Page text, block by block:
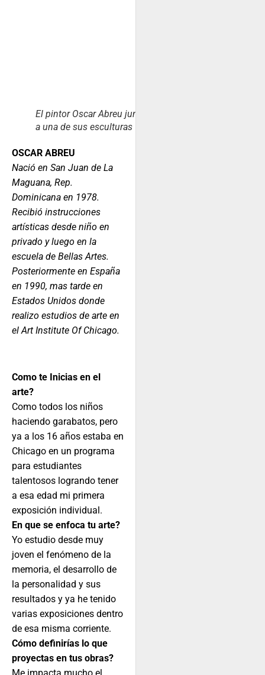
El pintor Oscar Abreu junto
a una de sus esculturas
OSCAR ABREU
Nació en San Juan de La
Maguana, Rep.
Dominicana en 1978.
Recibió instrucciones
artísticas desde niño en
privado y luego en la
escuela de Bellas Artes.
Posteriormente en España
en 1990, mas tarde en
Estados Unidos donde
realizo estudios de arte en
el Art Institute Of Chicago.
Como te Inicias en el
arte?
Como todos los niños
haciendo garabatos, pero
ya a los 16 años estaba en
Chicago en un programa
para estudiantes
talentosos logrando tener
a esa edad mi primera
exposición individual.
En que se enfoca tu arte?
Yo estudio desde muy
joven el fenómeno de la
memoria, el desarrollo de
la personalidad y sus
resultados y ya he tenido
varias exposiciones dentro
de esa misma corriente.
Cómo definirías lo que
proyectas en tus obras?
Me impacta mucho el